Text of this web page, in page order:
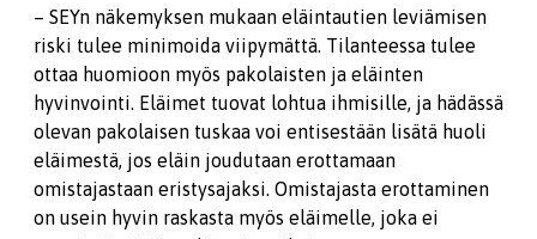
– SEYn näkemyksen mukaan eläintautien leviämisen
riski tulee minimoida viipymättä. Tilanteessa tulee
ottaa huomioon myös pakolaisten ja eläinten
hyvinvointi. Eläimet tuovat lohtua ihmisille, ja hädässä
olevan pakolaisen tuskaa voi entisestään lisätä huoli
eläimestä, jos eläin joudutaan erottamaan
omistajastaan eristysajaksi. Omistajasta erottaminen
on usein hyvin raskasta myös eläimelle, joka ei